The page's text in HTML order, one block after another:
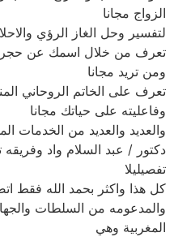
الزواج مجانا
لتفسير وحل الغاز الرؤي
تعرف من خلال اسمك عن
ومن تريد مجانا
تعرف على الخاتم الروحاني
وفاعليته على حياتك مجانا
والعديد والعديد من الخدمات
دكتور / عبد السلام واد وفريقه
تفصيليلا
كل هذا واكثر بحمد الله فقط
والمدعومه من السلطات
المغربية وهي